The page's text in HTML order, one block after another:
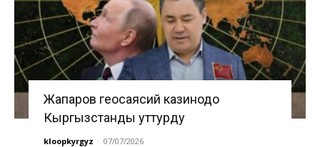
Жапаров геосаясий казинодо
Кыргызстанды уттурду
kloopkyrgyz - 07/07/2026